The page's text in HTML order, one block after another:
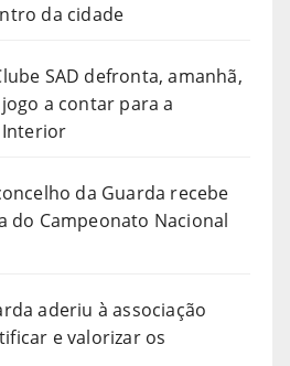
da cidade
SAD defronta, amanhã,
a contar para a
Interior
da Guarda recebe
do Campeonato Nacional
aderiu à associação
e valorizar os